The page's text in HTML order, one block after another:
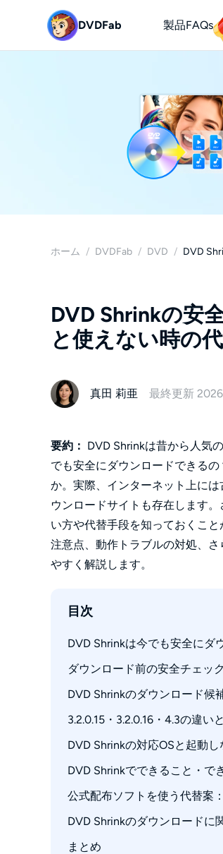
DVDFab 製品FAQs
ホーム / DVDFab / DVD / DVD
DVD Shrinkの安
と使えない時の
真田 莉亜 最終更新
要約： DVD Shrinkは昔から人気
でも安全にダウンロードできる
か。実際、インターネット上に
ウンロードサイトも存在します
い方や代替手段を知っておくこ
注意点、動作トラブルの対処、
やすく解説します。
目次
DVD Shrinkは今でも安全にダ
ダウンロード前の安全チェッ
DVD Shrinkのダウンロード候
おすすめの選び方
日本語版・日本語化パッチ
3.2.0.15・3.2.0.16・4.3の違い
DVD Shrinkの対応OSと起動
DVD Shrinkでできること・で
公式配布ソフトを使う代替案
DVDFab HD Decrypterの基
DVD ShrinkとDVDFab HD
DVD Shrinkのダウンロードに
Q1. DVD Shrinkの公式サイ
まとめ